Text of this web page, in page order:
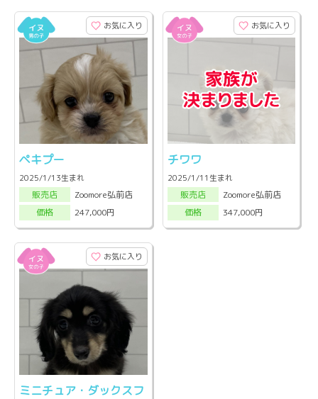
お気に入り
ペキプー
2025/1/13生まれ
販売店
Zoomore弘前店
価格
247,000円
お気に入り
チワワ
2025/1/11生まれ
販売店
Zoomore弘前店
価格
347,000円
お気に入り
ミニチュア・ダックスフ